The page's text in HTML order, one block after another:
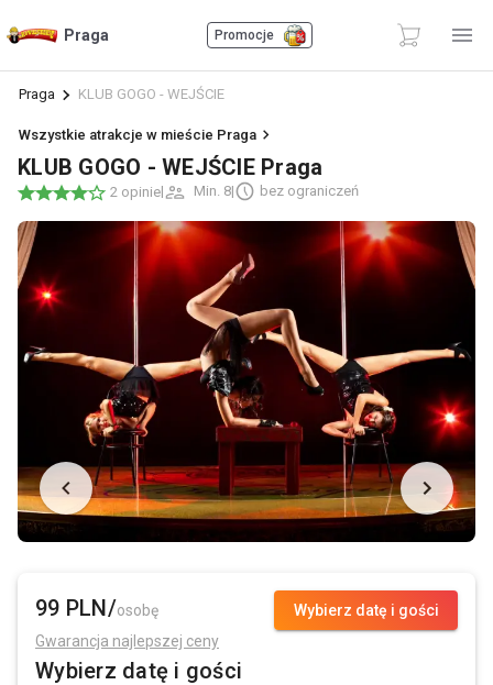
Praga Promocje
Praga KLUB GOGO - WEJŚCIE
Wszystkie atrakcje w mieście Praga
KLUB GOGO - WEJŚCIE Praga
2 opinie| Min. 8| bez ograniczeń
Wybierz datę i gości
99 PLN/osobę
Gwarancja najlepszej ceny
Wybierz datę i gości